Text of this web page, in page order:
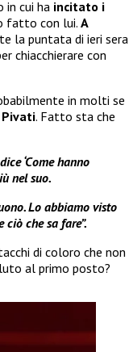
in cui ha incitato i
fatto con lui. A
la puntata di ieri sera
chiacchierare con
in molti se
. Fatto sta che
‘Come hanno
nel suo.
Lo abbiamo visto
che sa fare”.
di coloro che non
al primo posto?